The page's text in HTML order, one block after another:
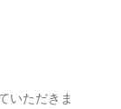
いただきま